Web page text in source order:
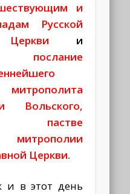
и
Русской
и
послание
Вольского,
пастве
Церкви.
и в этот день